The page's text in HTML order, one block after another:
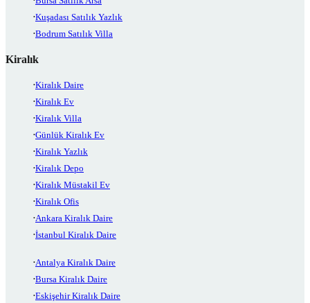
Kuşadası Satılık Yazlık
Bodrum Satılık Villa
Kiralık
Kiralık Daire
Kiralık Ev
Kiralık Villa
Günlük Kiralık Ev
Kiralık Yazlık
Kiralık Depo
Kiralık Müstakil Ev
Kiralık Ofis
Ankara Kiralık Daire
İstanbul Kiralık Daire
Antalya Kiralık Daire
Bursa Kiralık Daire
Eskişehir Kiralık Daire